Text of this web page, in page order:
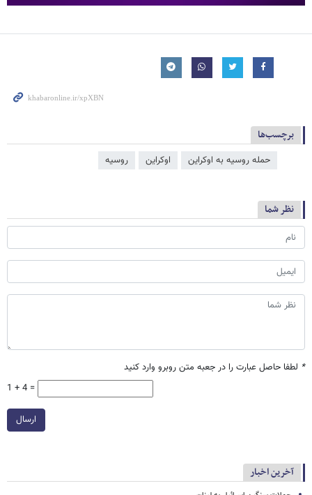
برچسب‌ها
حمله روسیه به اوکراین اوکراین روسیه
نظر شما
* لطفا حاصل عبارت را در جعبه متن روبرو وارد کنید
1 + 4 =
ارسال
آخرین اخبار